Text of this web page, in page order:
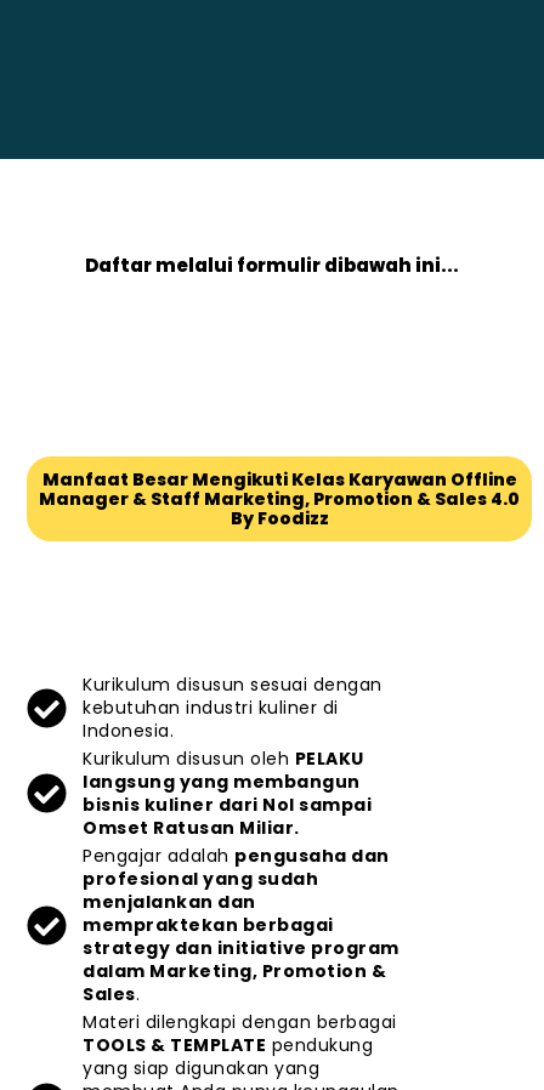
Daftar melalui formulir dibawah ini...
Manfaat Besar Mengikuti Kelas Karyawan Offline
Manager & Staff Marketing, Promotion & Sales 4.0
By Foodizz
Kurikulum disusun sesuai dengan
kebutuhan industri kuliner di
Indonesia.
Kurikulum disusun oleh PELAKU
langsung yang membangun
bisnis kuliner dari Nol sampai
Omset Ratusan Miliar.
Pengajar adalah pengusaha dan
profesional yang sudah
menjalankan dan
mempraktekan berbagai
strategy dan initiative program
dalam Marketing, Promotion &
Sales.
Materi dilengkapi dengan berbagai
TOOLS & TEMPLATE pendukung
yang siap digunakan yang